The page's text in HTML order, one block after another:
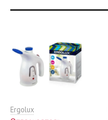
Ergolux